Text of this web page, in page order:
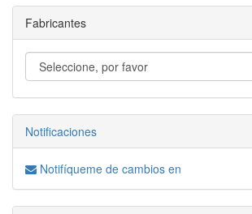
Fabricantes
Notificaciones
Notifíqueme de cambios en